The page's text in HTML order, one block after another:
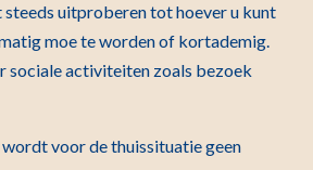
steeds uitproberen tot hoever u kunt
moe te worden of kortademig.
sociale activiteiten zoals bezoek
voor de thuissituatie geen